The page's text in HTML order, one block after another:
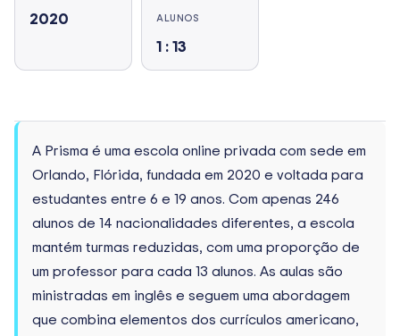
2020 ALUNOS
1 : 13
A Prisma é uma escola online privada com sede em
Orlando, Flórida, fundada em 2020 e voltada para
estudantes entre 6 e 19 anos. Com apenas 246
alunos de 14 nacionalidades diferentes, a escola
mantém turmas reduzidas, com uma proporção de
um professor para cada 13 alunos. As aulas são
ministradas em inglês e seguem uma abordagem
que combina elementos dos currículos americano,